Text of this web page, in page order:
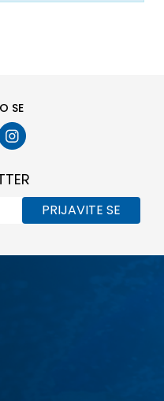
SE
PRIJAVITE SE